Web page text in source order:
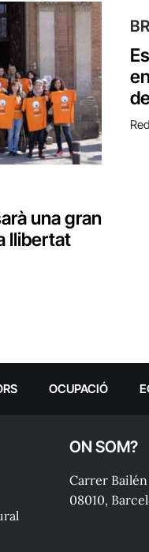
una gran
llibertat
OCUPACIÓ
ON SOM?
Carrer
08010,